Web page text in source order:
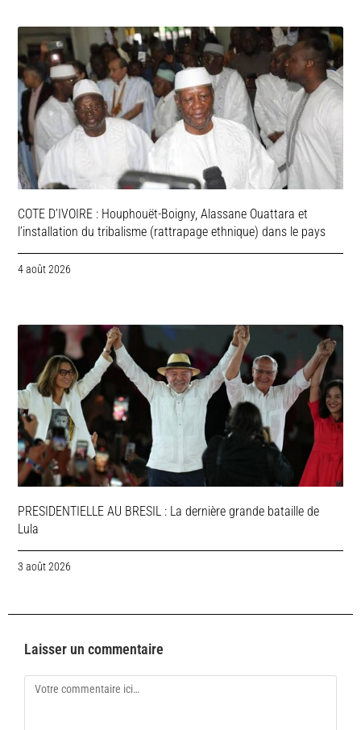
COTE D’IVOIRE : Houphouët-Boigny, Alassane Ouattara et
l’installation du tribalisme (rattrapage ethnique) dans le pays
4 août 2026
PRESIDENTIELLE AU BRESIL : La dernière grande bataille de
Lula
3 août 2026
Laisser un commentaire